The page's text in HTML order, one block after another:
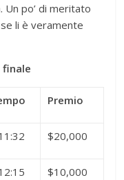
po’ di meritato
li è veramente
finale
Premio
$20,000
$10,000